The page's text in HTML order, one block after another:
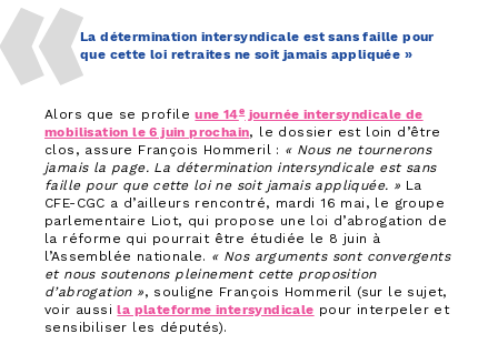
La détermination intersyndicale est sans faille pour
que cette loi retraites ne soit jamais appliquée »
Alors que se profileune 14ejournée intersyndicale de
mobilisation le 6 juin prochain, le dossier est loin d’être
clos, assure François Hommeril : « Nous ne tournerons
jamais la page. La détermination intersyndicale est sans
faille pour que cette loi ne soit jamais appliquée. » La
CFE-CGC a d’ailleurs rencontré, mardi 16 mai, le groupe
parlementaire Liot, qui propose une loi d’abrogation de
la réforme qui pourrait être étudiée le 8 juin à
l’Assemblée nationale. « Nos arguments sont convergents
et nous soutenons pleinement cette proposition
d’abrogation », souligne François Hommeril (sur le sujet,
voir aussila plateforme intersyndicale pour interpeler et
sensibiliser les députés).